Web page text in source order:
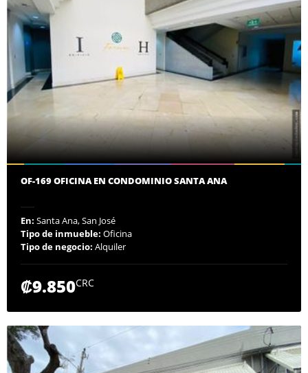
OF-169 OFICINA EN CONDOMINIO SANTA ANA
En: Santa Ana, San José
Tipo de inmueble: Oficina
Tipo de negocio: Alquiler
₡9.850CRC